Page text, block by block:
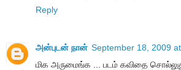
Reply
அன்புடன் நான் September 18, 2009
மிக அருமைங்க ... படம் கவிதை